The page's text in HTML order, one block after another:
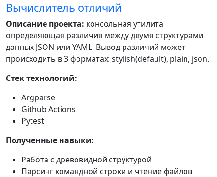
Вычислитель отличий
Описание проекта: консольная утилита
определяющая различия между двумя структурами
данных JSON или YAML. Вывод различий может
происходить в 3 форматах: stylish(default), plain, json.
Стек технологий:
Argparse
Github Actions
Pytest
Полученные навыки:
Работа с древовидной структурой
Парсинг командной строки и чтение файлов